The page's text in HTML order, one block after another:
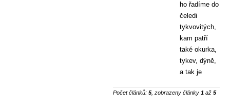
ho řadíme do
čeledi
tykvovitých,
kam patří
také okurka,
tykev, dýně,
a tak je
Počet článků: 5, zobrazeny články 1 až 5